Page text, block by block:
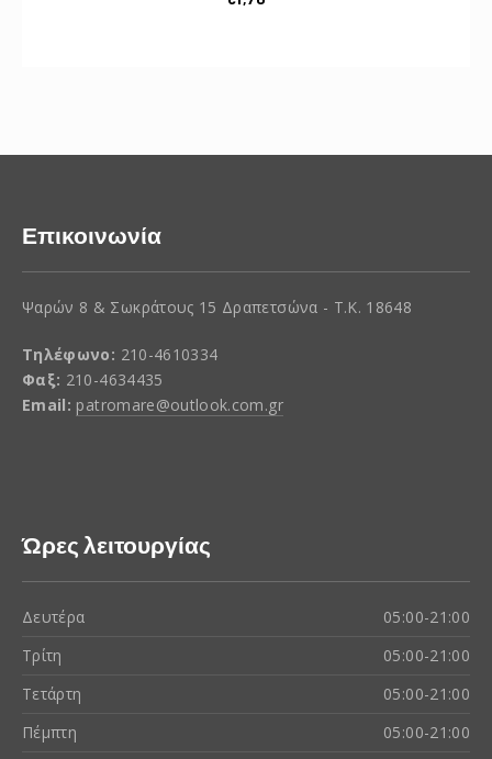
Επικοινωνία
Ψαρών 8 & Σωκράτους 15 Δραπετσώνα - Τ.Κ. 18648
Τηλέφωνο: 210-4610334
Φαξ: 210-4634435
Email: patromare@outlook.com.gr
Ώρες λειτουργίας
Δευτέρα
05:00-21:00
Τρίτη
05:00-21:00
Τετάρτη
05:00-21:00
Πέμπτη
05:00-21:00